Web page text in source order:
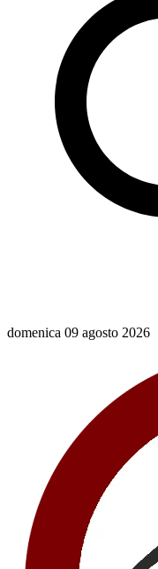
domenica 09 agosto 2026